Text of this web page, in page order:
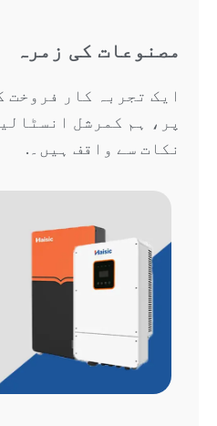
مصنوعات کی زمرہ
ایک تجربہ کار فروخت
پر، ہم کمرشل
نکات سے واقف ہیں۔.